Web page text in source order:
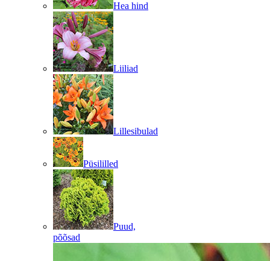
Hea hind
Liiliad
Lillesibulad
Püsililled
Puud,
põõsad